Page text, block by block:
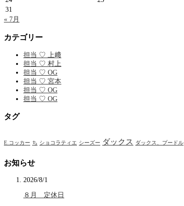
31
« 7月
カテゴリー
担当 ♡ 上﨑
担当 ♡ 村上
担当 ♡ OG
担当 ♡ 宮本
担当 ♡ OG
担当 ♡ OG
タグ
E.コッカー ち ショコラティエ シーズー ダックス ダックス、プードル
お知らせ
2026/8/1
８月 定休日